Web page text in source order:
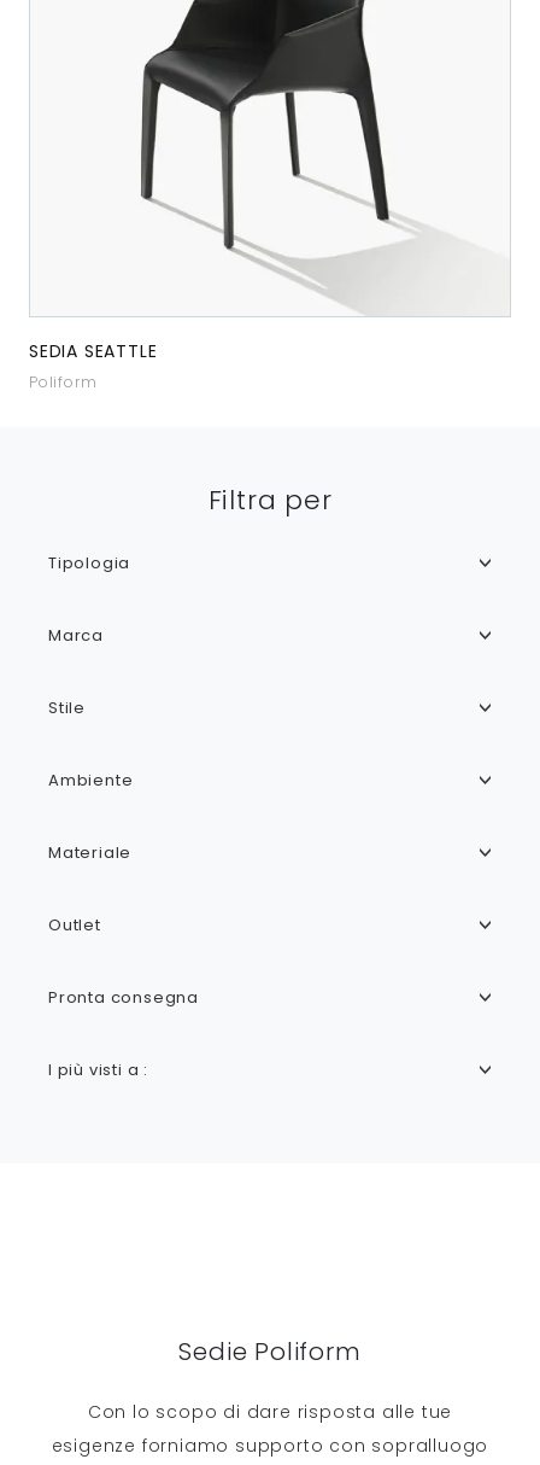
SEDIA SEATTLE
Poliform
Filtra per
Tipologia
Marca
Stile
Ambiente
Materiale
Outlet
Pronta consegna
I più visti a :
Sedie Poliform
Con lo scopo di dare risposta alle tue
esigenze forniamo supporto con sopralluogo